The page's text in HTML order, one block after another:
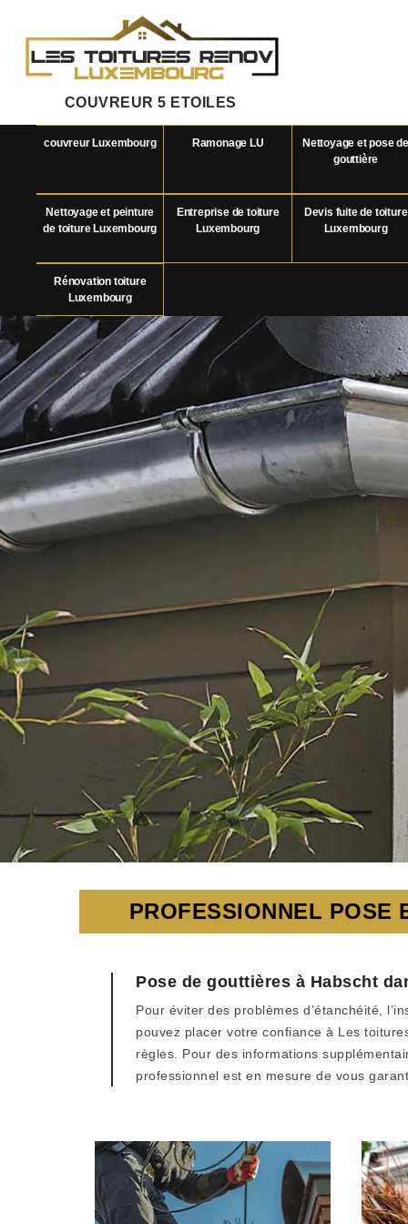
COUVREUR 5 ETOILES
couvreur Luxembourg Ramonage LU
Nettoyage et pose de
gouttière
Nettoyage et peinture
de toiture Luxembourg
Entreprise de toiture
Luxembourg
Devis fuite de toiture
Luxembourg
Rénovation toiture
Luxembourg
PROFESSIONNEL POSE
Pose de gouttières à Habscht
Pour éviter des problèmes d’étanchéité,
pouvez placer votre confiance à Les
règles. Pour des informations
professionnel est en mesure de vous